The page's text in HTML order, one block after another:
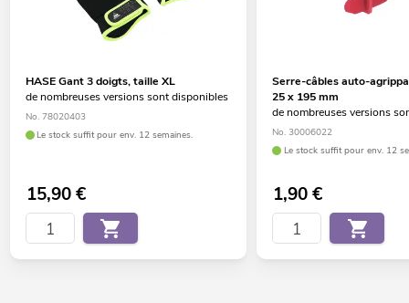
HASE Gant 3 doigts, taille XL
de nombreuses versions sont disponibles
No. 78020403
Le stock suffit pour env. 12 semaines.
15,90€
Serre-câbles auto-
25 x 195 mm
de nombreuses versions
No. 30006022
Le stock suffit pour env. 12
1,90€